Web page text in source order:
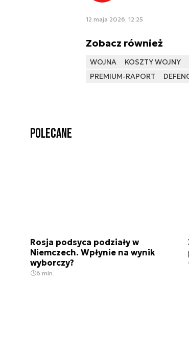
12 maja 2026, 12:25
Zobacz również
WOJNA KOSZTY WOJNY
PREMIUM-RAPORT
Polecane
Rosja podsyca podziały w
Niemczech. Wpłynie na wynik
wyborczy?
6 min.